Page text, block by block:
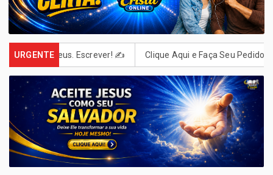
URGENTE
Para Deus. Escrever! ✍️ Clique Aqui e Faça Seu Pedido! "E